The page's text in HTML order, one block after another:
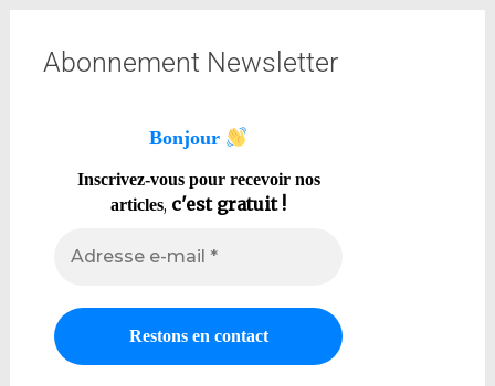
Abonnement Newsletter
Bonjour
Inscrivez-vous pour recevoir nos
articles, c'est gratuit !